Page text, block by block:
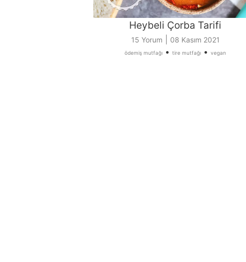
Heybeli Çorba Tarifi
15 Yorum 08 Kasım 2021
ödemiş mutfağı • tire mutfağı • vegan